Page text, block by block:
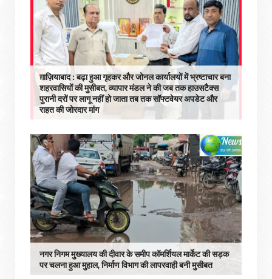
ग़ाज़ियाबाद : बढ़ा हुआ गृहकर और जोनल कार्यालयों में भ्रष्टाचार बना
शहरवासियों की मुसीबत, व्यापार मंडल ने की जब तक हाउसटैक्स
पुरानी दरों पर लागू नहीं हो जाता तब तक सॉफ्टवेयर अपडेट और
राहत की जोरदार मांग
नगर निगम मुख्यालय की दीवार के समीप कॉमर्शियल मार्केट की सड़क
पर चलना हुआ मुहाल, निर्माण विभाग की लापरवाही बनी मुसीबत